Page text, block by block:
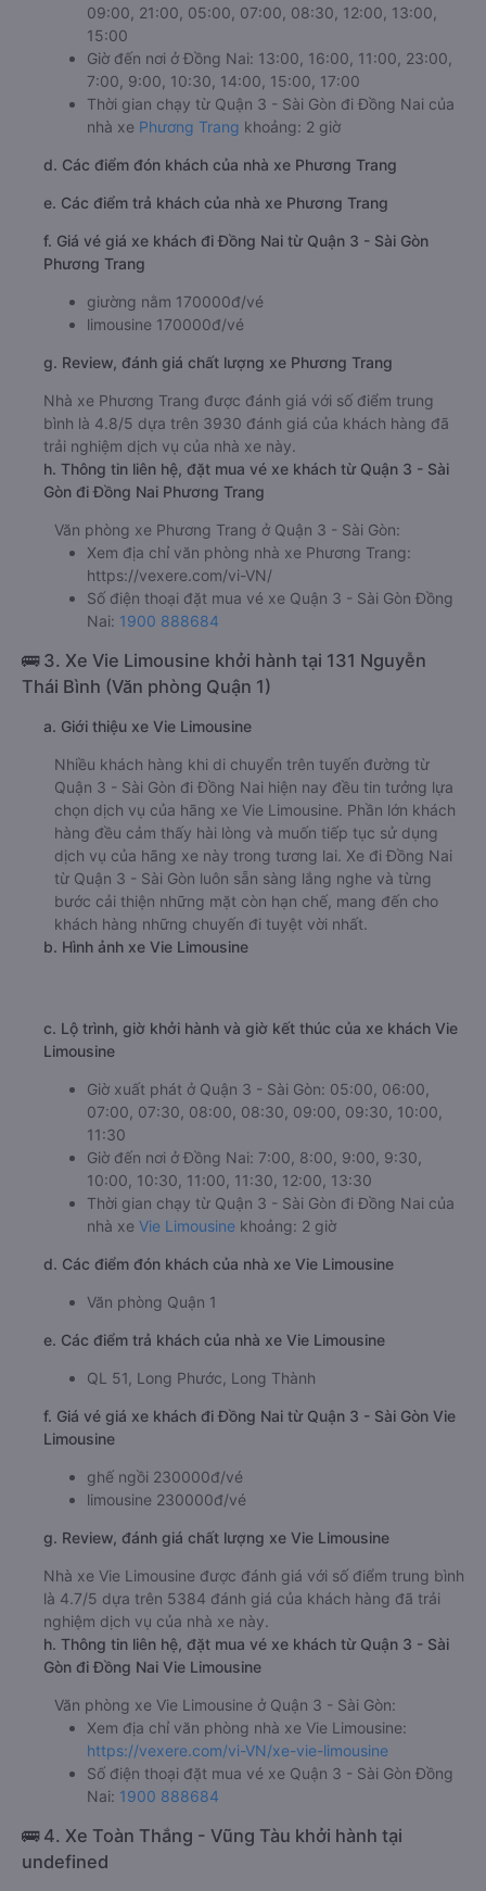
09:00, 21:00, 05:00, 07:00, 08:30, 12:00, 13:00,
15:00
Giờ đến nơi ở Đồng Nai: 13:00, 16:00, 11:00, 23:00,
7:00, 9:00, 10:30, 14:00, 15:00, 17:00
Thời gian chạy từ Quận 3 - Sài Gòn đi Đồng Nai của
nhà xe Phương Trang khoảng: 2 giờ
d. Các điểm đón khách của nhà xe Phương Trang
e. Các điểm trả khách của nhà xe Phương Trang
f. Giá vé giá xe khách đi Đồng Nai từ Quận 3 - Sài Gòn
Phương Trang
giường nằm 170000đ/vé
limousine 170000đ/vé
g. Review, đánh giá chất lượng xe Phương Trang
Nhà xe Phương Trang được đánh giá với số điểm trung
bình là 4.8/5 dựa trên 3930 đánh giá của khách hàng đã
trải nghiệm dịch vụ của nhà xe này.
h. Thông tin liên hệ, đặt mua vé xe khách từ Quận 3 - Sài
Gòn đi Đồng Nai Phương Trang
Văn phòng xe Phương Trang ở Quận 3 - Sài Gòn:
Xem địa chỉ văn phòng nhà xe Phương Trang:
https://vexere.com/vi-VN/
Số điện thoại đặt mua vé xe Quận 3 - Sài Gòn Đồng
Nai: 1900 888684
🚌 3. Xe Vie Limousine khởi hành tại 131 Nguyễn
Thái Bình (Văn phòng Quận 1)
a. Giới thiệu xe Vie Limousine
Nhiều khách hàng khi di chuyển trên tuyến đường từ
Quận 3 - Sài Gòn đi Đồng Nai hiện nay đều tin tưởng lựa
chọn dịch vụ của hãng xe Vie Limousine. Phần lớn khách
hàng đều cảm thấy hài lòng và muốn tiếp tục sử dụng
dịch vụ của hãng xe này trong tương lai. Xe đi Đồng Nai
từ Quận 3 - Sài Gòn luôn sẵn sàng lắng nghe và từng
bước cải thiện những mặt còn hạn chế, mang đến cho
khách hàng những chuyến đi tuyệt vời nhất.
b. Hình ảnh xe Vie Limousine
c. Lộ trình, giờ khởi hành và giờ kết thúc của xe khách Vie
Limousine
Giờ xuất phát ở Quận 3 - Sài Gòn: 05:00, 06:00,
07:00, 07:30, 08:00, 08:30, 09:00, 09:30, 10:00,
11:30
Giờ đến nơi ở Đồng Nai: 7:00, 8:00, 9:00, 9:30,
10:00, 10:30, 11:00, 11:30, 12:00, 13:30
Thời gian chạy từ Quận 3 - Sài Gòn đi Đồng Nai của
nhà xe Vie Limousine khoảng: 2 giờ
d. Các điểm đón khách của nhà xe Vie Limousine
Văn phòng Quận 1
e. Các điểm trả khách của nhà xe Vie Limousine
QL 51, Long Phước, Long Thành
f. Giá vé giá xe khách đi Đồng Nai từ Quận 3 - Sài Gòn Vie
Limousine
ghế ngồi 230000đ/vé
limousine 230000đ/vé
g. Review, đánh giá chất lượng xe Vie Limousine
Nhà xe Vie Limousine được đánh giá với số điểm trung bình
là 4.7/5 dựa trên 5384 đánh giá của khách hàng đã trải
nghiệm dịch vụ của nhà xe này.
h. Thông tin liên hệ, đặt mua vé xe khách từ Quận 3 - Sài
Gòn đi Đồng Nai Vie Limousine
Văn phòng xe Vie Limousine ở Quận 3 - Sài Gòn:
Xem địa chỉ văn phòng nhà xe Vie Limousine:
https://vexere.com/vi-VN/xe-vie-limousine
Số điện thoại đặt mua vé xe Quận 3 - Sài Gòn Đồng
Nai: 1900 888684
🚌 4. Xe Toàn Thắng - Vũng Tàu khởi hành tại
undefined